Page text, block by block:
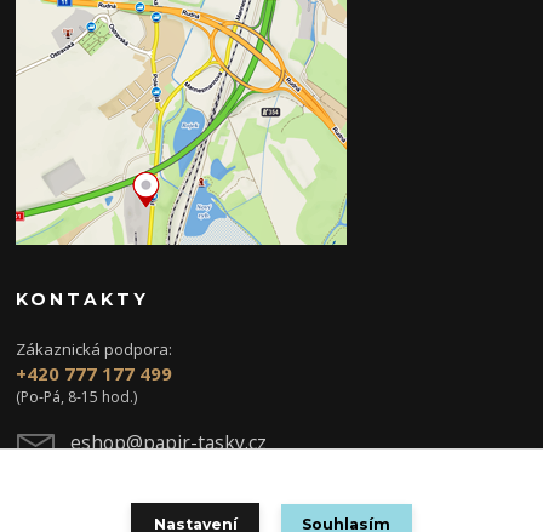
KONTAKTY
Zákaznická podpora:
+420 777 177 499
(Po-Pá, 8-15 hod.)
eshop@papir-tasky.cz
Nastavení Souhlasím